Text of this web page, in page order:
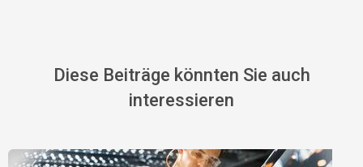
Diese Beiträge könnten Sie auch
interessieren